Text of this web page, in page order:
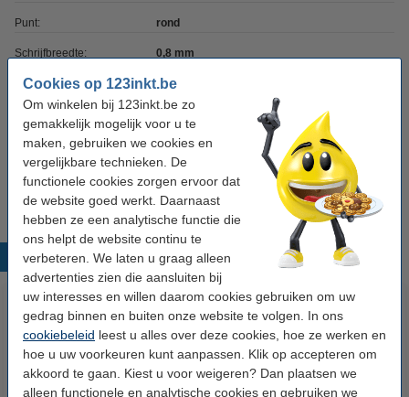
Cookies op 123inkt.be
Om winkelen bij 123inkt.be zo
gemakkelijk mogelijk voor u te
maken, gebruiken we cookies en
vergelijkbare technieken. De
functionele cookies zorgen ervoor dat
de website goed werkt. Daarnaast
hebben ze een analytische functie die
ons helpt de website continu te
verbeteren. We laten u graag alleen
advertenties zien die aansluiten bij
uw interesses en willen daarom cookies gebruiken om uw
gedrag binnen en buiten onze website te volgen. In ons
cookiebeleid leest u alles over deze cookies, hoe ze werken en
hoe u uw voorkeuren kunt aanpassen. Klik op accepteren om
akkoord te gaan. Kiest u voor weigeren? Dan plaatsen we
alleen functionele en analytische cookies en gebruiken we
Punt: rond
Schrijfbreedte: 0,8 mm
Aantal: 10 stuk(s)
Ons artikelnr: 200988
Nummer:
Populaire producten